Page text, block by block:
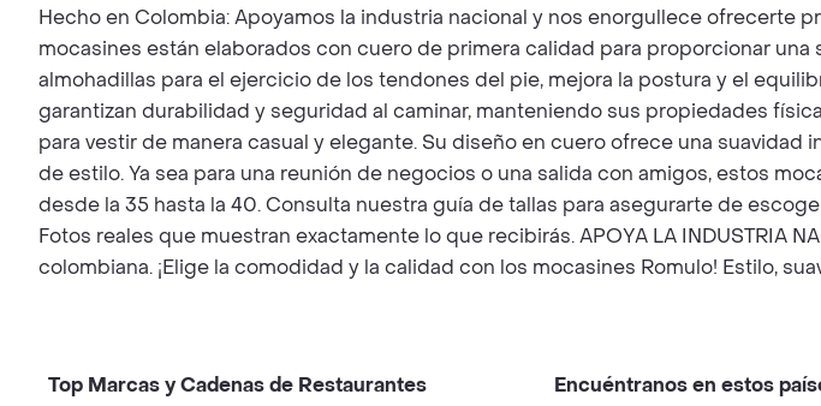
Hecho en Colombia: Apoyamos la industria nacional y nos enorgullece ofrecerte
mocasines están elaborados con cuero de primera calidad para proporcionar
almohadillas para el ejercicio de los tendones del pie, mejora la postura y el
garantizan durabilidad y seguridad al caminar, manteniendo sus propiedades
para vestir de manera casual y elegante. Su diseño en cuero ofrece una
de estilo. Ya sea para una reunión de negocios o una salida con amigos, estos
desde la 35 hasta la 40. Consulta nuestra guía de tallas para asegurarte de
Fotos reales que muestran exactamente lo que recibirás. APOYA LA INDUSTRIA
colombiana. ¡Elige la comodidad y la calidad con los mocasines Romulo! Estilo,
Top Marcas y Cadenas de Restaurantes Encuéntranos en estos